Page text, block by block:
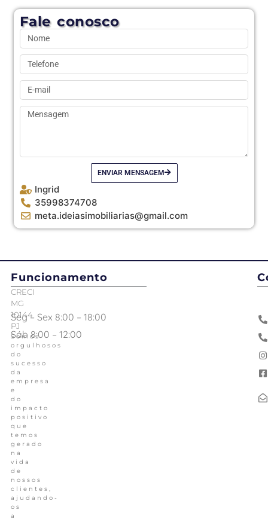
Fale conosco
ENVIAR MENSAGEM
Ingrid
35998374708
meta.ideiasimobiliarias@gmail.com
CRECI
MG
10144
PJ
Somos
orgulhosos
do
sucesso
da
empresa
e
do
impacto
positivo
que
temos
gerado
na
vida
de
nossos
clientes,
ajudando-
os
a
Funcionamento
Seg – Sex 8:00 – 18:00
Sáb 8:00 – 12:00